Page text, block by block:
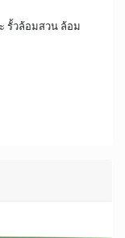
รั้วล้อมสวน ล้อม